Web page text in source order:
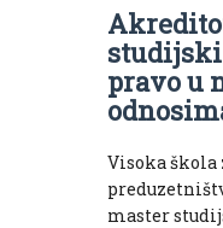
studijski
pravo u
Visoka škola
master